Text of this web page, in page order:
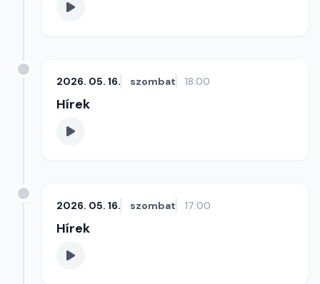
2026. 05. 16. szombat 18:00
Hírek
2026. 05. 16. szombat 17:00
Hírek